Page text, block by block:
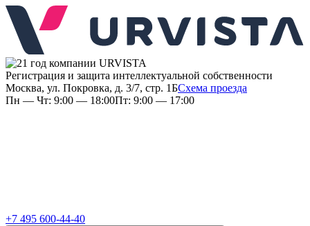
Регистрация и защита интеллектуальной собственности
Москва, ул. Покровка, д. 3/7, стр. 1БСхема проезда
Пн — Чт: 9:00 — 18:00Пт: 9:00 — 17:00
+7 495 600-44-40